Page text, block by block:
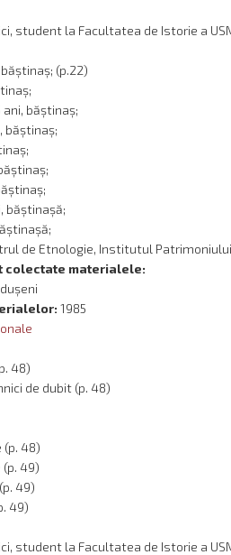
student la Facultatea de Istorie a
(p.22)
ani, băștinaș;
băștinaș;
băștinașă;
de Etnologie, Institutul
colectate materialele:
1985
48)
de dubit (p. 48)
(p. 48)
49)
49)
49)
student la Facultatea de Istorie a